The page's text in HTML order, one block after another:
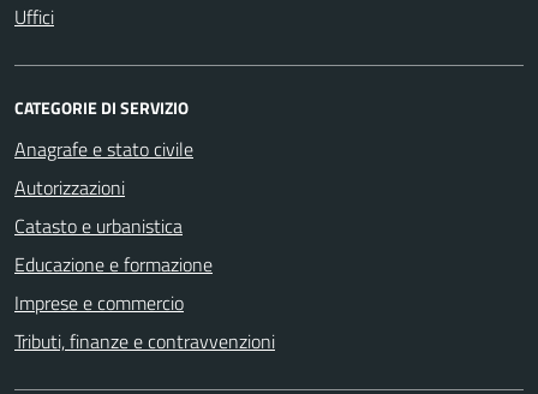
Uffici
CATEGORIE DI SERVIZIO
Anagrafe e stato civile
Autorizzazioni
Catasto e urbanistica
Educazione e formazione
Imprese e commercio
Tributi, finanze e contravvenzioni